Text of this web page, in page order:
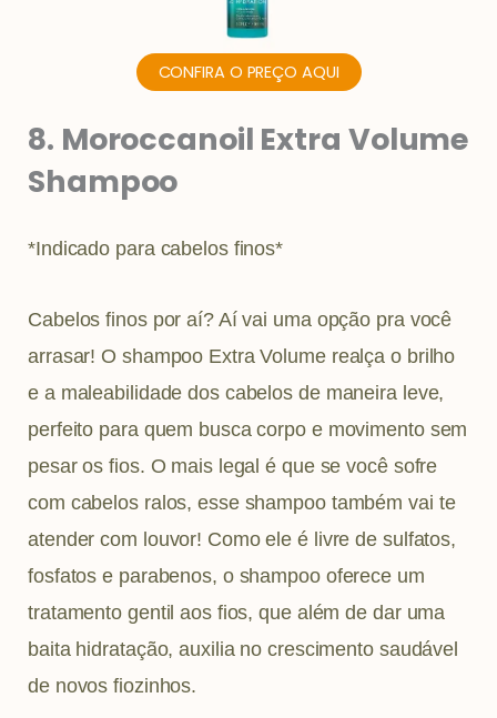
CONFIRA O PREÇO AQUI
8. Moroccanoil Extra Volume
Shampoo
*Indicado para cabelos finos*
Cabelos finos por aí? Aí vai uma opção pra você
arrasar! O shampoo Extra Volume realça o brilho
e a maleabilidade dos cabelos de maneira leve,
perfeito para quem busca corpo e movimento sem
pesar os fios. O mais legal é que se você sofre
com cabelos ralos, esse shampoo também vai te
atender com louvor! Como ele é livre de sulfatos,
fosfatos e parabenos, o shampoo oferece um
tratamento gentil aos fios, que além de dar uma
baita hidratação, auxilia no crescimento saudável
de novos fiozinhos.